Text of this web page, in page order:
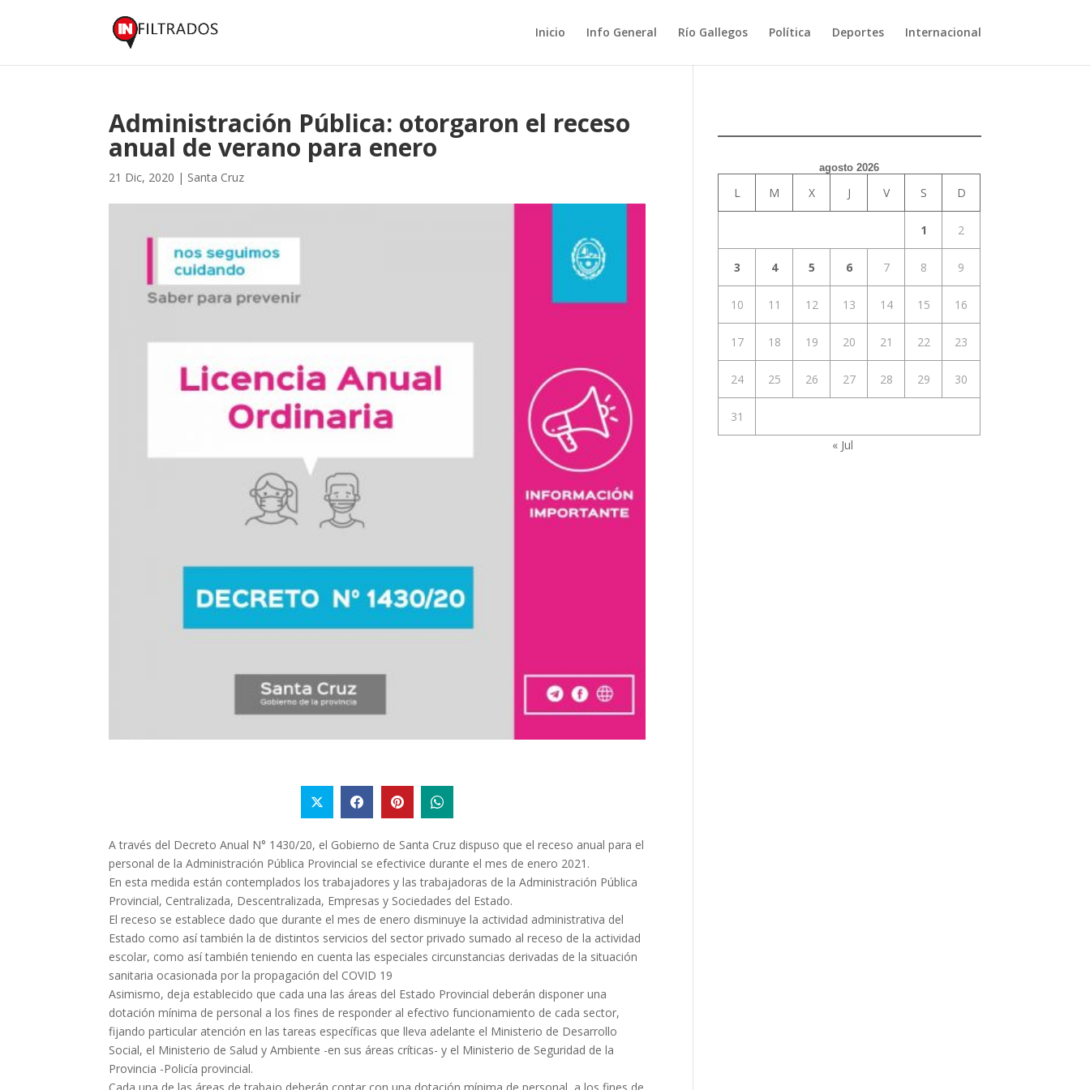
Inicio Info General Río Gallegos Política Deportes Internacional
Administración Pública: otorgaron el receso
anual de verano para enero
21 Dic, 2020 | Santa Cruz
A través del Decreto Anual N° 1430/20, el Gobierno de Santa Cruz dispuso que el receso anual para el
personal de la Administración Pública Provincial se efectivice durante el mes de enero 2021.
En esta medida están contemplados los trabajadores y las trabajadoras de la Administración Pública
Provincial, Centralizada, Descentralizada, Empresas y Sociedades del Estado.
El receso se establece dado que durante el mes de enero disminuye la actividad administrativa del
Estado como así también la de distintos servicios del sector privado sumado al receso de la actividad
escolar, como así también teniendo en cuenta las especiales circunstancias derivadas de la situación
sanitaria ocasionada por la propagación del COVID 19
Asimismo, deja establecido que cada una las áreas del Estado Provincial deberán disponer una
dotación mínima de personal a los fines de responder al efectivo funcionamiento de cada sector,
fijando particular atención en las tareas específicas que lleva adelante el Ministerio de Desarrollo
Social, el Ministerio de Salud y Ambiente -en sus áreas críticas- y el Ministerio de Seguridad de la
Provincia -Policía provincial.
agosto 2026
L M X J V S D
1 2
3 4 5 6 7 8 9
10 11 12 13 14 15 16
17 18 19 20 21 22 23
24 25 26 27 28 29 30
31
« Jul